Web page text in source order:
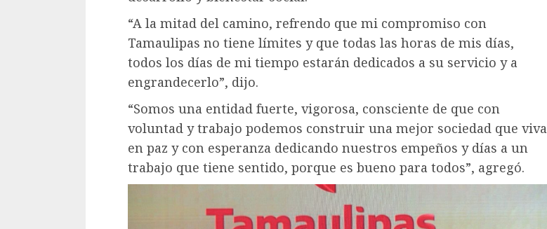
“A la mitad del camino, refrendo que mi compromiso con
Tamaulipas no tiene límites y que todas las horas de mis días,
todos los días de mi tiempo estarán dedicados a su servicio y a
engrandecerlo”, dijo.
“Somos una entidad fuerte, vigorosa, consciente de que con
voluntad y trabajo podemos construir una mejor sociedad que viva
en paz y con esperanza dedicando nuestros empeños y días a un
trabajo que tiene sentido, porque es bueno para todos”, agregó.